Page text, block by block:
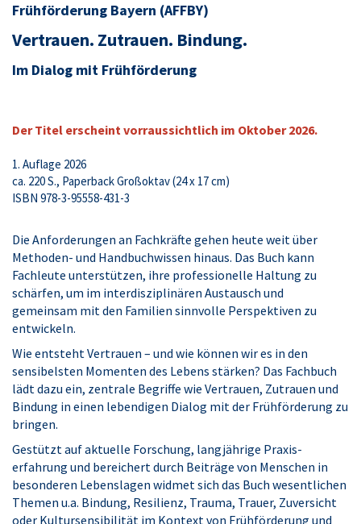
Frühförderung Bayern (AFFBY)
Vertrauen. Zutrauen. Bindung.
Im Dialog mit Frühförderung
Der Titel erscheint vorraussichtlich im Oktober 2026.
1. Auflage 2026
ca. 220 S., Paperback Großoktav (24 x 17 cm)
ISBN 978-3-95558-431-3
Die Anforderungen an Fachkräfte gehen heute weit über
Methoden- und Handbuchwissen hinaus. Das Buch kann
Fachleute unterstützen, ihre professionelle Haltung zu
schärfen, um im interdisziplinären Austausch und
gemeinsam mit den Familien sinnvolle Perspektiven zu
entwickeln.
Wie entsteht Vertrauen – und wie können wir es in den
sensibelsten Momenten des Lebens stärken? Das Fachbuch
lädt dazu ein, zentrale Begriffe wie Vertrauen, Zutrauen und
Bindung in einen lebendigen Dialog mit der Frühförderung zu
bringen.
Gestützt auf aktuelle Forschung, langjährige Praxis­
erfahrung und bereichert durch Beiträge von Menschen in
besonderen Lebenslagen widmet sich das Buch wesentlichen
Themen u.a. Bindung, Resilienz, Trauma, Trauer, Zuversicht
oder Kultursensibilität im Kontext von Frühförderung und